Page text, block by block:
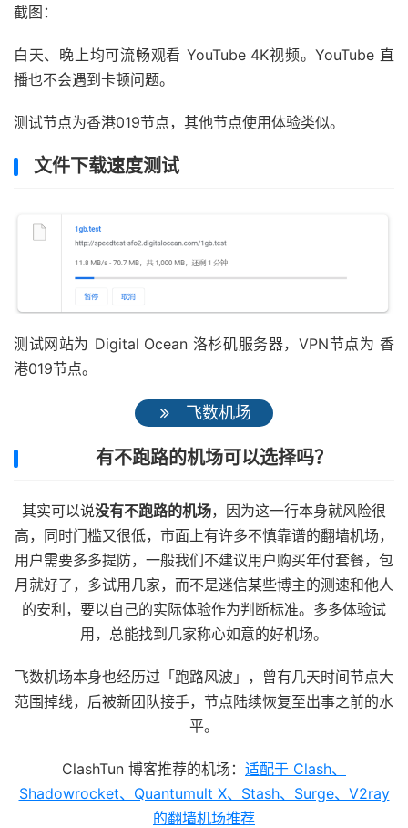
截图：
白天、晚上均可流畅观看 YouTube 4K视频。YouTube 直
播也不会遇到卡顿问题。
测试节点为香港019节点，其他节点使用体验类似。
文件下载速度测试
测试网站为 Digital Ocean 洛杉矶服务器，VPN节点为 香
港019节点。
飞数机场
有不跑路的机场可以选择吗？
其实可以说没有不跑路的机场，因为这一行本身就风险很
高，同时门槛又很低，市面上有许多不慎靠谱的翻墙机场，
用户需要多多提防，一般我们不建议用户购买年付套餐，包
月就好了，多试用几家，而不是迷信某些博主的测速和他人
的安利，要以自己的实际体验作为判断标准。多多体验试
用，总能找到几家称心如意的好机场。
飞数机场本身也经历过「跑路风波」，曾有几天时间节点大
范围掉线，后被新团队接手，节点陆续恢复至出事之前的水
平。
ClashTun 博客推荐的机场： 适配于 Clash、
Shadowrocket、Quantumult X、Stash、Surge、V2ray
的翻墙机场推荐